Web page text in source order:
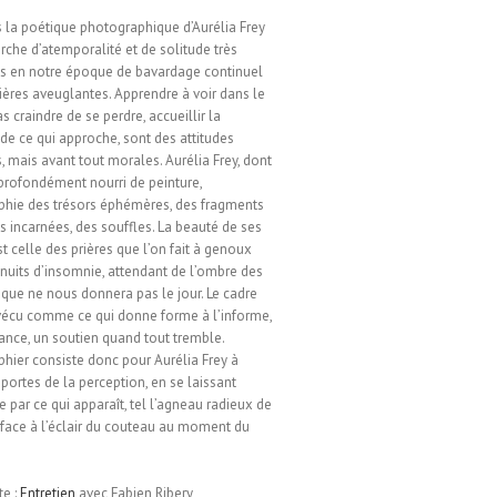
la poétique photographique d’Aurélia Frey
d’atemporalité et de solitude très
en notre époque de bavardage continuel
aveuglantes. Apprendre à voir dans le
craindre de se perdre, accueillir la
ce qui approche, sont des attitudes
mais avant tout morales. Aurélia Frey, dont
nourri de peinture,
des trésors éphémères, des fragments
incarnées, des souffles. La beauté de ses
celle des prières que l’on fait à genoux
d’insomnie, attendant de l’ombre des
ne nous donnera pas le jour. Le cadre
comme ce qui donne forme à l’informe,
un soutien quand tout tremble.
consiste donc pour Aurélia Frey à
de la perception, en se laissant
par ce qui apparaît, tel l’agneau radieux de
à l’éclair du couteau au moment du
:Entretien avec Fabien Ribery